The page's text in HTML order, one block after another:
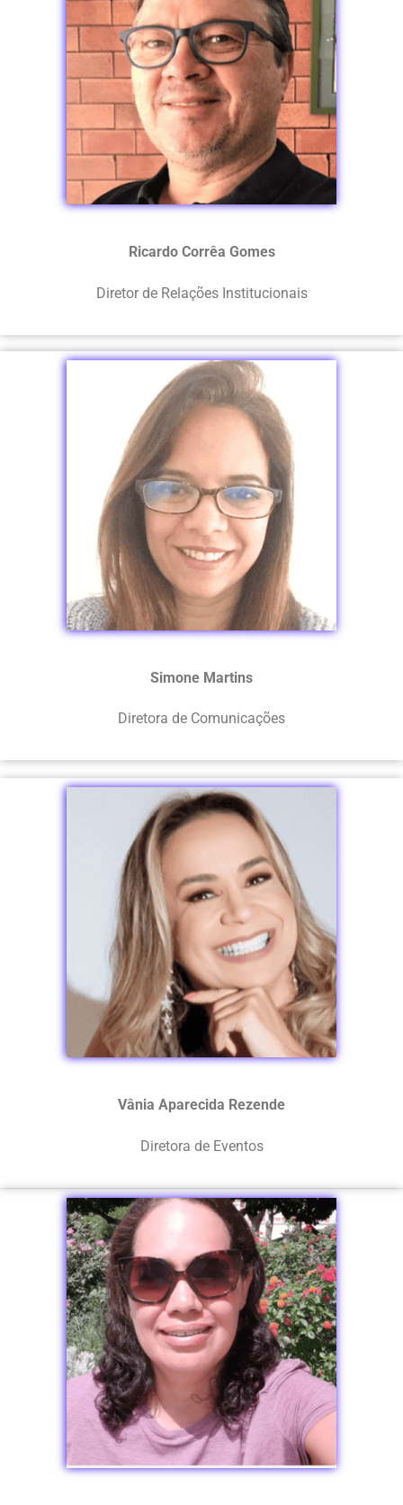
Ricardo Corrêa Gomes
Diretor de Relações Institucionais
Simone Martins
Diretora de Comunicações
Vânia Aparecida Rezende
Diretora de Eventos